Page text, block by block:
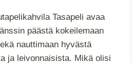
Tasapeli avaa
päästä kokeilemaan
nauttimaan hyvästä
ja leivonnaisista. Mikä olisi